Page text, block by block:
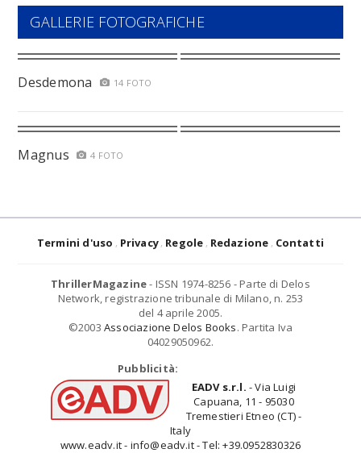
GALLERIE FOTOGRAFICHE
Desdemona 14 FOTO
Magnus 4 FOTO
Termini d'uso Privacy Regole Redazione Contatti
ThrillerMagazine- ISSN 1974-8256 - Parte di Delos
Network, registrazione tribunale di Milano, n. 253
del 4 aprile 2005.
©2003 Associazione Delos Books. Partita Iva
04029050962.
Pubblicità:
EADV s.r.l. - Via Luigi
Capuana, 11 - 95030
Tremestieri Etneo (CT) -
Italy
www.eadv.it - info@eadv.it - Tel: +39.0952830326